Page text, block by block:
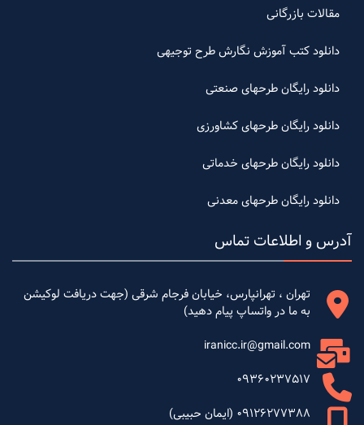
مقالات بازرگانی
دانلود کتب آموزش نگارش طرح توجیهی
دانلود رایگان طرحهای صنعتی
دانلود رایگان طرحهای کشاورزی
دانلود رایگان طرحهای خدماتی
دانلود رایگان طرحهای معدنی
آدرس و اطلاعات تماس
تهران ، تهرانپارس، خیابان فرجام شرقی (جهت دریافت لوکیشن
به ما در واتساپ پیام دهید)
iranicc.ir@gmail.com
09360237517
09126277388 (ایمان حبیبی)